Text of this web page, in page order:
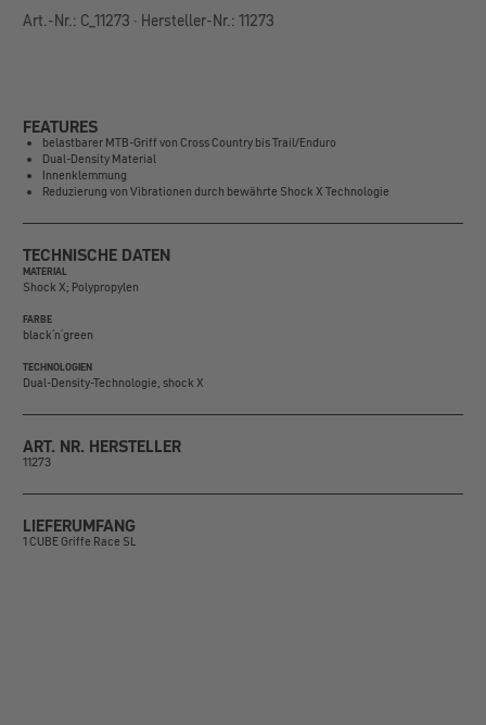
Art.-Nr.: C_11273 · Hersteller-Nr.: 11273
FEATURES
belastbarer MTB-Griff von Cross Country bis Trail/Enduro
Dual-Density Material
Innenklemmung
Reduzierung von Vibrationen durch bewährte Shock X Technologie
TECHNISCHE DATEN
MATERIAL
Shock X; Polypropylen
FARBE
black´n´green
TECHNOLOGIEN
Dual-Density-Technologie, shock X
ART. NR. HERSTELLER
11273
LIEFERUMFANG
1 CUBE Griffe Race SL